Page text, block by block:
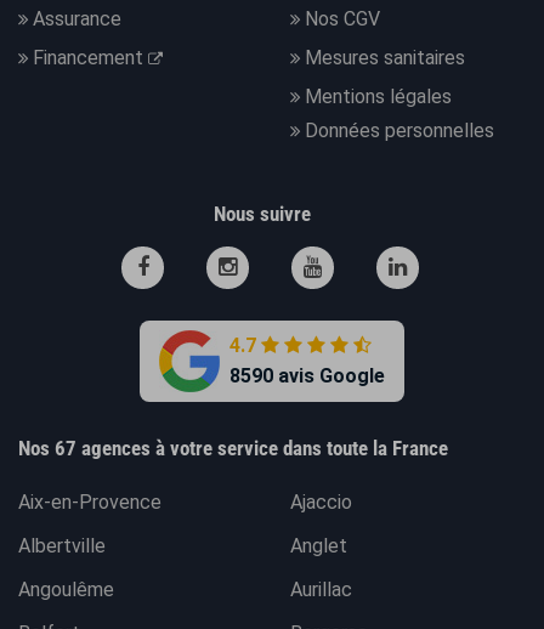
Assurance
Financement
Nos CGV
Mesures sanitaires
Mentions légales
Données personnelles
Nous suivre
4.7
8590 avis Google
Nos 67 agences à votre service dans toute la France
Aix-en-Provence
Ajaccio
Albertville
Anglet
Angoulême
Aurillac